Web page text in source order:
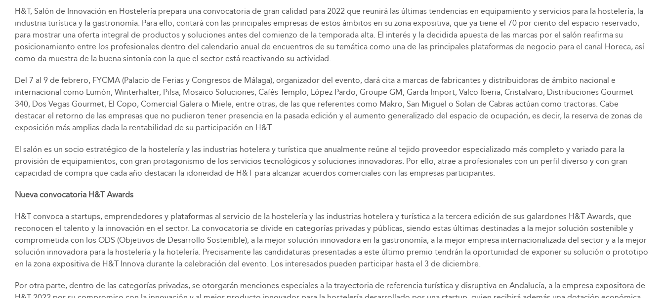
H&T, Salón de Innovación en Hostelería prepara una convocatoria de gran calidad para 2022 que reunirá las últimas tendencias en equipamiento y servicios para la hostelería, la
industria turística y la gastronomía. Para ello, contará con las principales empresas de estos ámbitos en su zona expositiva, que ya tiene el 70 por ciento del espacio reservado,
para mostrar una oferta integral de productos y soluciones antes del comienzo de la temporada alta. El interés y la decidida apuesta de las marcas por el salón reafirma su
posicionamiento entre los profesionales dentro del calendario anual de encuentros de su temática como una de las principales plataformas de negocio para el canal Horeca, así
como da muestra de la buena sintonía con la que el sector está reactivando su actividad.
Del 7 al 9 de febrero, FYCMA (Palacio de Ferias y Congresos de Málaga), organizador del evento, dará cita a marcas de fabricantes y distribuidoras de ámbito nacional e
internacional como Lumón, Winterhalter, Pilsa, Mosaico Soluciones, Cafés Templo, López Pardo, Groupe GM, Garda Import, Valco Iberia, Cristalvaro, Distribuciones Gourmet
340, Dos Vegas Gourmet, El Copo, Comercial Galera o Miele, entre otras, de las que referentes como Makro, San Miguel o Solan de Cabras actúan como tractoras. Cabe
destacar el retorno de las empresas que no pudieron tener presencia en la pasada edición y el aumento generalizado del espacio de ocupación, es decir, la reserva de zonas de
exposición más amplias dada la rentabilidad de su participación en H&T.
El salón es un socio estratégico de la hostelería y las industrias hotelera y turística que anualmente reúne al tejido proveedor especializado más completo y variado para la
provisión de equipamientos, con gran protagonismo de los servicios tecnológicos y soluciones innovadoras. Por ello, atrae a profesionales con un perfil diverso y con gran
capacidad de compra que cada año destacan la idoneidad de H&T para alcanzar acuerdos comerciales con las empresas participantes.
Nueva convocatoria H&T Awards
H&T convoca a startups, emprendedores y plataformas al servicio de la hostelería y las industrias hotelera y turística a la tercera edición de sus galardones H&T Awards, que
reconocen el talento y la innovación en el sector. La convocatoria se divide en categorías privadas y públicas, siendo estas últimas destinadas a la mejor solución sostenible y
comprometida con los ODS (Objetivos de Desarrollo Sostenible), a la mejor solución innovadora en la gastronomía, a la mejor empresa internacionalizada del sector y a la mejor
solución innovadora para la hostelería y la hotelería. Precisamente las candidaturas presentadas a este último premio tendrán la oportunidad de exponer su solución o prototipo
en la zona expositiva de H&T Innova durante la celebración del evento. Los interesados pueden participar hasta el 3 de diciembre.
Por otra parte, dentro de las categorías privadas, se otorgarán menciones especiales a la trayectoria de referencia turística y disruptiva en Andalucía, a la empresa expositora de